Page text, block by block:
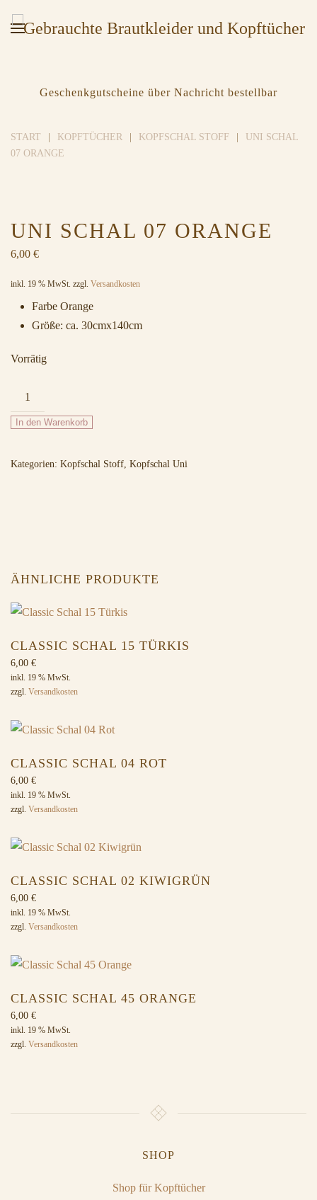
Geschenkgutscheine über Nachricht bestellbar
START KOPFTÜCHER KOPFSCHAL STOFF
UNI SCHAL
07 ORANGE
UNI SCHAL 07 ORANGE
6,00 €
inkl. 19 % MwSt. zzgl. Versandkosten
Farbe Orange
Größe: ca. 30cmx140cm
Vorrätig
Uni
Schal
07
Menge
In den Warenkorb
Kategorien: Kopfschal Stoff, Kopfschal Uni
ÄHNLICHE PRODUKTE
CLASSIC SCHAL 15 TÜRKIS
6,00 €
inkl. 19 % MwSt.
zzgl. Versandkosten
CLASSIC SCHAL 04 ROT
6,00 €
inkl. 19 % MwSt.
zzgl. Versandkosten
CLASSIC SCHAL 02 KIWIGRÜN
6,00 €
inkl. 19 % MwSt.
zzgl. Versandkosten
CLASSIC SCHAL 45 ORANGE
6,00 €
inkl. 19 % MwSt.
zzgl. Versandkosten
SHOP
Shop für Kopftücher